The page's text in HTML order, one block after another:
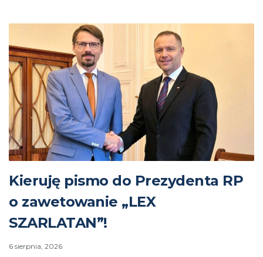
Kieruję pismo do Prezydenta RP
o zawetowanie „LEX
SZARLATAN”!
6 sierpnia, 2026